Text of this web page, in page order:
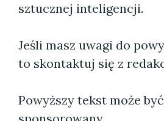
sztucznej inteligencji.
Jeśli masz uwagi do
to skontaktuj się z
Powyższy tekst może